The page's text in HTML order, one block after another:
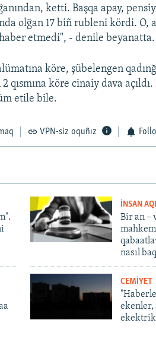
ketti. Başqa apay,
olğan 17 biñ rubleni kördi. O,
etmedi", - denile beyanatta.
köre, şübelengen
qısmına köre cinaiy dava
etile bile.
VPN-siz oquñız
İNSAN
Bir an –
nasıl
CEMİYET
ekenler,